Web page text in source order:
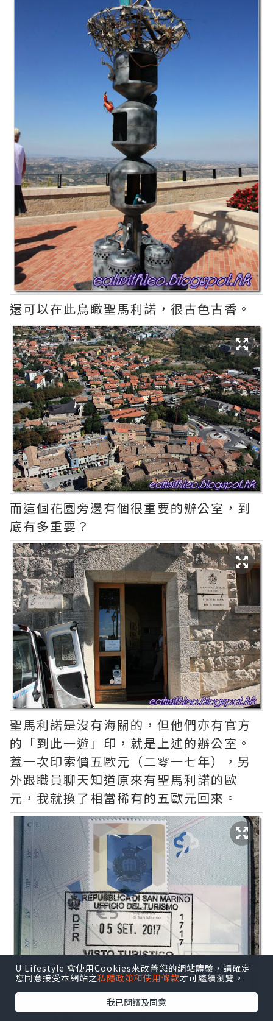
還可以在此鳥瞰聖馬利諾，很古色古香。
而這個花園旁邊有個很重要的辦公室，到
底有多重要？
聖馬利諾是沒有海關的，但他們亦有官方
的「到此一遊」印，就是上述的辦公室。
蓋一次印索價五歐元（二零一七年），另
外跟職員聊天知道原來有聖馬利諾的歐
元，我就換了相當稀有的五歐元回來。
U Lifestyle 會使用Cookies來改善您的網站體驗，請確定
您同意接受本網站之私隱政策和使用條款才可繼續瀏覽。
我已閱讀及同意